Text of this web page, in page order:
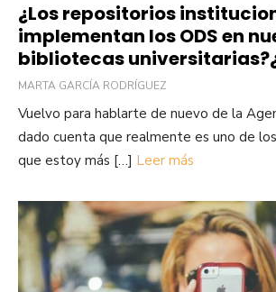
¿Los repositorios
implementan los ODS en
bibliotecas
MARTA GARCÍA RODRÍGUEZ
Vuelvo para hablarte de nuevo de la
dado cuenta que realmente es uno de
que estoy más […] Leer más